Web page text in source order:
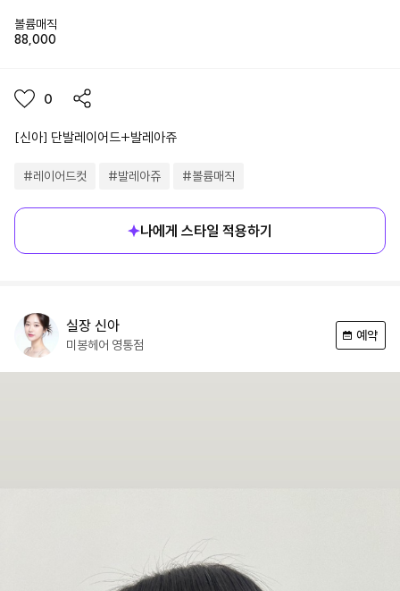
볼륨매직
88,000
0
[신아] 단발레이어드+발레아쥬
#레이어드컷 #발레아쥬 #볼륨매직
나에게 스타일 적용하기
실장 신아
미봉헤어 영통점
예약